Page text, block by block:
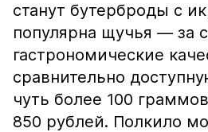
станут бутерброды с
популярна щучья — за
гастрономические
сравнительно
чуть более 100
850 рублей. Полкило